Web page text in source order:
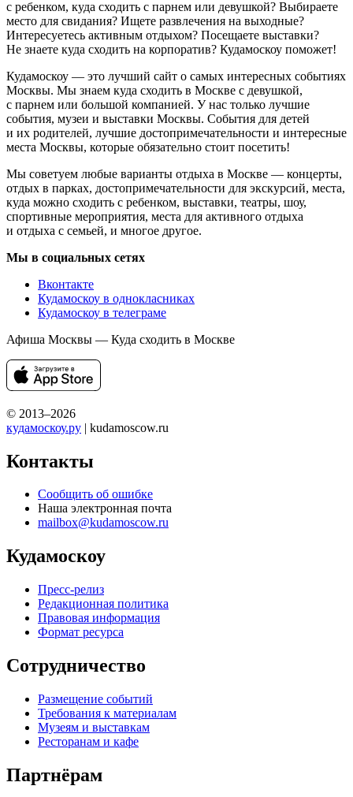
с ребенком, куда сходить с парнем или девушкой? Выбираете
место для свидания? Ищете развлечения на выходные?
Интересуетесь активным отдыхом? Посещаете выставки?
Не знаете куда сходить на корпоратив? Кудамоскоу поможет!
Кудамоскоу — это лучший сайт о самых интересных событиях
Москвы. Мы знаем куда сходить в Москве с девушкой,
с парнем или большой компанией. У нас только лучшие
события, музеи и выставки Москвы. События для детей
и их родителей, лучшие достопримечательности и интересные
места Москвы, которые обязательно стоит посетить!
Мы советуем любые варианты отдыха в Москве — концерты,
отдых в парках, достопримечательности для экскурсий, места,
куда можно сходить с ребенком, выставки, театры, шоу,
спортивные мероприятия, места для активного отдыха
и отдыха с семьей, и многое другое.
Мы в социальных сетях
Вконтакте
Кудамоскоу в однокласниках
Кудамоскоу в телеграме
Афиша Москвы — Куда сходить в Москве
© 2013–2026
кудамоскоу.ру | kudamoscow.ru
Контакты
Сообщить об ошибке
Наша электронная почта
mailbox@kudamoscow.ru
Кудамоскоу
Пресс-релиз
Редакционная политика
Правовая информация
Формат ресурса
Сотрудничество
Размещение событий
Требования к материалам
Музеям и выставкам
Ресторанам и кафе
Партнёрам